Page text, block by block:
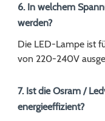
6. In welchem
werden?
Die LED-Lampe ist
von 220-240V
7. Ist die Osram /
energieeffizient?